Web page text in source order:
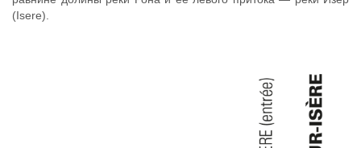
(Isere).